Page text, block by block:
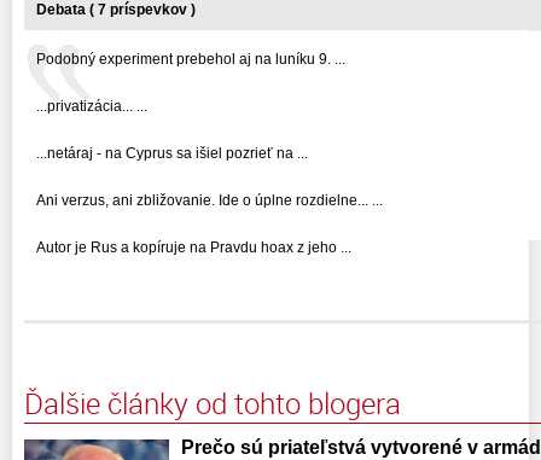
Debata ( 7 príspevkov )
Podobný experiment prebehol aj na luníku 9. ...
...privatizácia... ...
...netáraj - na Cyprus sa išiel pozrieť na ...
Ani verzus, ani zbližovanie. Ide o úplne rozdielne... ...
Autor je Rus a kopíruje na Pravdu hoax z jeho ...
Ďalšie články od tohto blogera
Prečo sú priateľstvá vytvorené v